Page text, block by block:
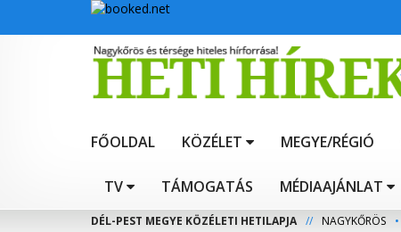
FŐOLDAL KÖZÉLET MEGYE/RÉGIÓ
TV TÁMOGATÁS MÉDIAAJÁNLAT
DÉL-PEST MEGYE KÖZÉLETI HETILAPJA // NAGYKŐRÖS •